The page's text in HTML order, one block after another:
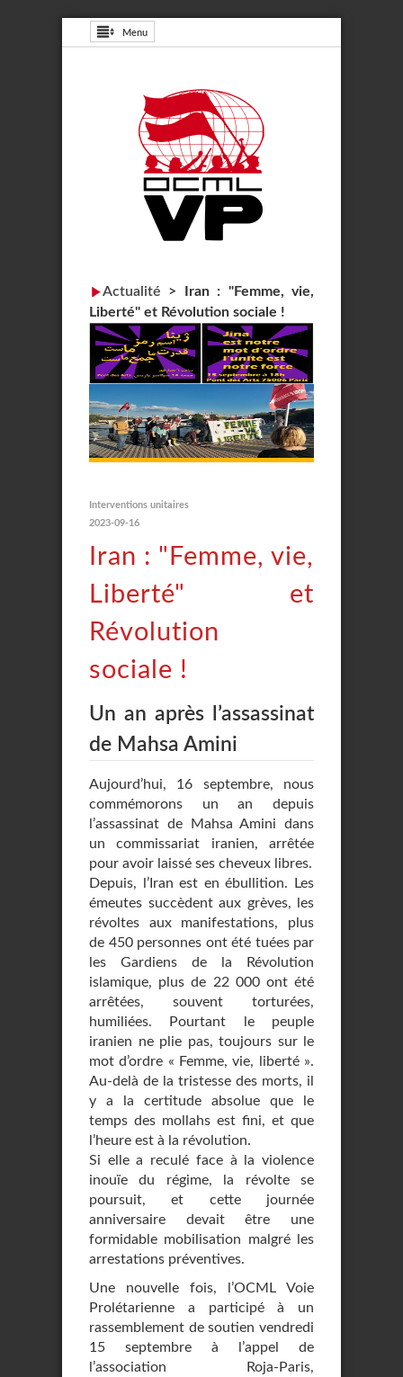
Menu
Actualité >
Iran : "Femme, vie,
Liberté" et Révolution sociale !
Interventions unitaires
2023-09-16
Iran : "Femme, vie,
Liberté" et
Révolution
sociale !
Un an après l’assassinat
de Mahsa Amini
Aujourd’hui, 16 septembre, nous
commémorons un an depuis
l’assassinat de Mahsa Amini dans
un commissariat iranien, arrêtée
pour avoir laissé ses cheveux libres.
Depuis, l’Iran est en ébullition. Les
émeutes succèdent aux grèves, les
révoltes aux manifestations, plus
de 450 personnes ont été tuées par
les Gardiens de la Révolution
islamique, plus de 22 000 ont été
arrêtées, souvent torturées,
humiliées. Pourtant le peuple
iranien ne plie pas, toujours sur le
mot d’ordre « Femme, vie, liberté ».
Au-delà de la tristesse des morts, il
y a la certitude absolue que le
temps des mollahs est fini, et que
l’heure est à la révolution.
Si elle a reculé face à la violence
inouïe du régime, la révolte se
poursuit, et cette journée
anniversaire devait être une
formidable mobilisation malgré les
arrestations préventives.
Une nouvelle fois, l’OCML Voie
Prolétarienne a participé à un
rassemblement de soutien vendredi
15 septembre à l’appel de
l’association Roja-Paris,